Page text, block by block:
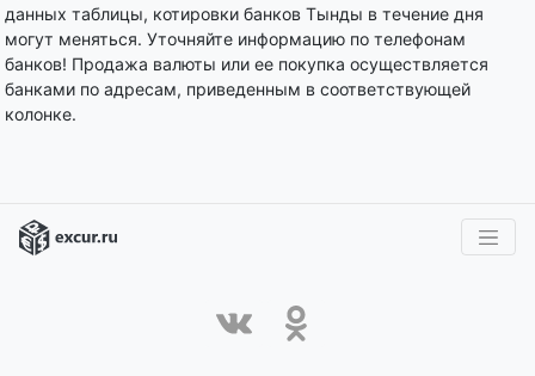
данных таблицы, котировки банков Тынды в течение дня
могут меняться. Уточняйте информацию по телефонам
банков! Продажа валюты или ее покупка осуществляется
банками по адресам, приведенным в соответствующей
колонке.